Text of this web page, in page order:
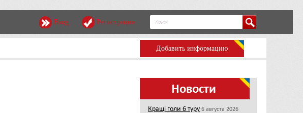
Вход Регистрация
Добавить информацию
Новости
Кращі голи 6 туру 6 августа 2026